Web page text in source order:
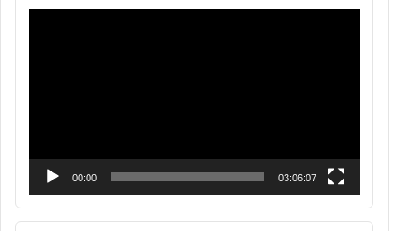
00:00 03:06:07